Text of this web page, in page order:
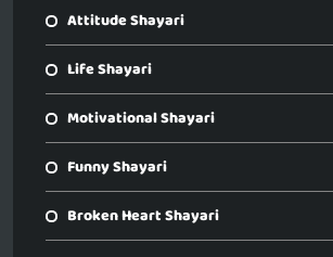
Attitude Shayari
Life Shayari
Motivational Shayari
Funny Shayari
Broken Heart Shayari